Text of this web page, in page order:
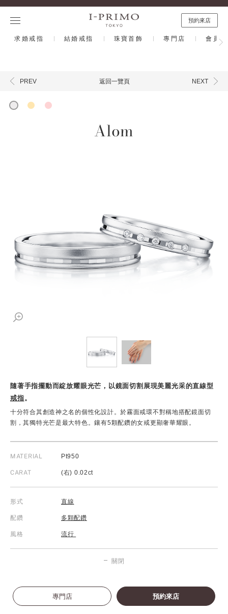
預約來店
求婚戒指 結婚戒指 珠寶首飾 專門店 會員
PREV 返回一覽頁 NEXT
Alom
隨著手指擺動而綻放耀眼光芒，以鏡面切割展現美麗光采的直線型
戒指。
十分符合其創造神之名的個性化設計。於霧面戒環不對稱地搭配鏡面切
割，其獨特光芒是最大特色。鑲有5顆配鑽的女戒更顯奢華耀眼。
MATERIAL Pt950
CARAT (右) 0.02ct
形式 直線
配鑽 多顆配鑽
風格 流行
關閉
專門店 預約來店